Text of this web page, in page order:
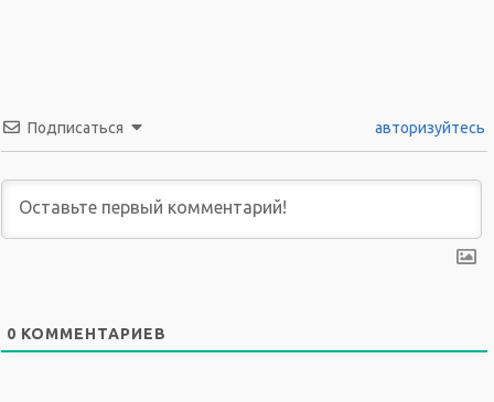
Подписаться авторизуйтесь
0 КОММЕНТАРИЕВ